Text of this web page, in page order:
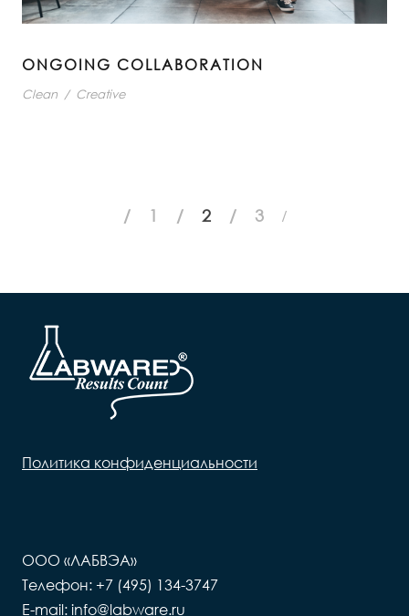
ONGOING COLLABORATION
Clean / Creative
1 2 3
Политика конфиденциальности
ООО «ЛАБВЭА»
Телефон: +7 (495) 134-3747
E-mail: info@labware.ru